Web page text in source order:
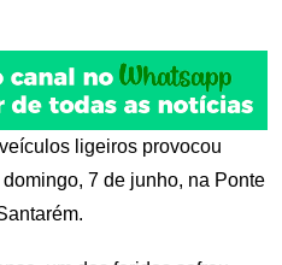
ligeiros provocou
7 de junho, na Ponte